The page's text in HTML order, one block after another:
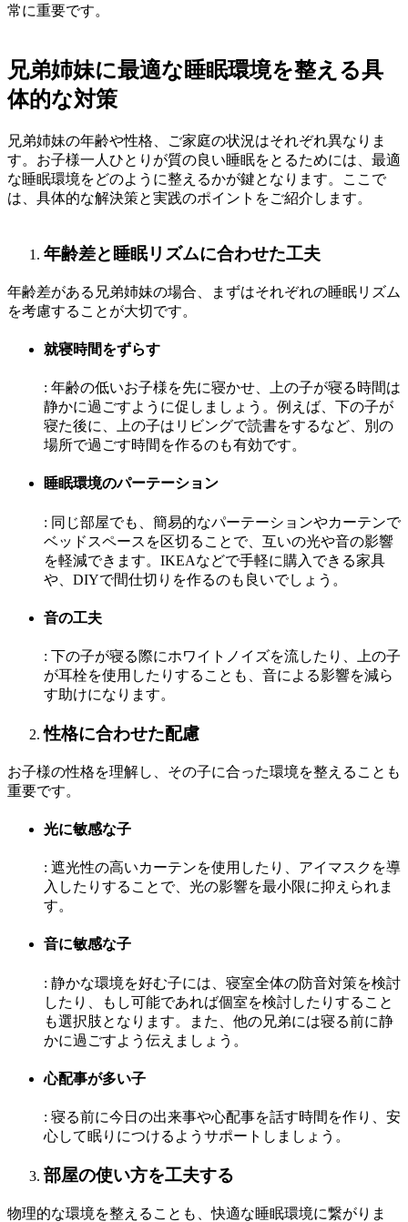
常に重要です。
兄弟姉妹に最適な睡眠環境を整える具
体的な対策
兄弟姉妹の年齢や性格、ご家庭の状況はそれぞれ異なりま
す。お子様一人ひとりが質の良い睡眠をとるためには、最適
な睡眠環境をどのように整えるかが鍵となります。ここで
は、具体的な解決策と実践のポイントをご紹介します。
年齢差と睡眠リズムに合わせた工夫
年齢差がある兄弟姉妹の場合、まずはそれぞれの睡眠リズム
を考慮することが大切です。
就寝時間をずらす
: 年齢の低いお子様を先に寝かせ、上の子が寝る時間は
静かに過ごすように促しましょう。例えば、下の子が
寝た後に、上の子はリビングで読書をするなど、別の
場所で過ごす時間を作るのも有効です。
睡眠環境のパーテーション
: 同じ部屋でも、簡易的なパーテーションやカーテンで
ベッドスペースを区切ることで、互いの光や音の影響
を軽減できます。IKEAなどで手軽に購入できる家具
や、DIYで間仕切りを作るのも良いでしょう。
音の工夫
: 下の子が寝る際にホワイトノイズを流したり、上の子
が耳栓を使用したりすることも、音による影響を減ら
す助けになります。
性格に合わせた配慮
お子様の性格を理解し、その子に合った環境を整えることも
重要です。
光に敏感な子
: 遮光性の高いカーテンを使用したり、アイマスクを導
入したりすることで、光の影響を最小限に抑えられま
す。
音に敏感な子
: 静かな環境を好む子には、寝室全体の防音対策を検討
したり、もし可能であれば個室を検討したりすること
も選択肢となります。また、他の兄弟には寝る前に静
かに過ごすよう伝えましょう。
心配事が多い子
: 寝る前に今日の出来事や心配事を話す時間を作り、安
心して眠りにつけるようサポートしましょう。
部屋の使い方を工夫する
物理的な環境を整えることも、快適な睡眠環境に繋がりま